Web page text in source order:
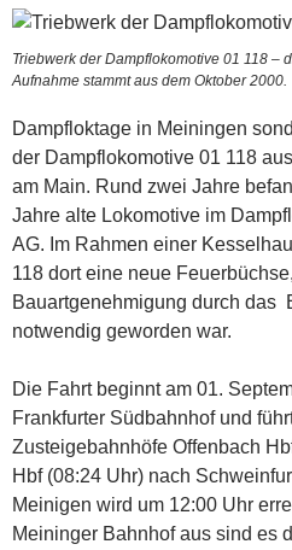
Triebwerk der Dampflokomotive 01 118 –
Aufnahme stammt aus dem Oktober 2000.
Dampfloktage in Meiningen
der Dampflokomotive 01 118
am Main. Rund zwei Jahre
Jahre alte Lokomotive im
AG. Im Rahmen einer
118 dort eine neue
Bauartgenehmigung durch das
notwendig geworden war.
Die Fahrt beginnt am 01.
Frankfurter Südbahnhof und
Zusteigebahnhöfe Offenbach
Hbf (08:24 Uhr) nach
Meinigen wird um 12:00 Uhr
Meininger Bahnhof aus sind es